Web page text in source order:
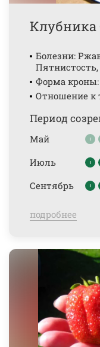
Клубника
Болезни:
Форма кроны:
Отношение к
Период
Май
Июль
Сентябрь
подробнее